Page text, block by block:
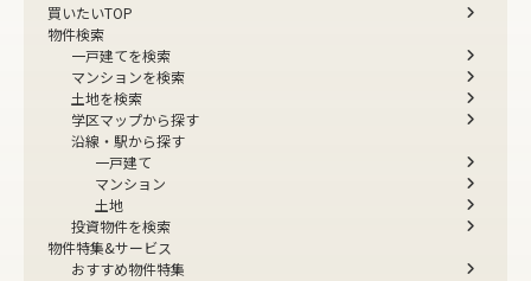
買いたいTOP
物件検索
一戸建てを検索
マンションを検索
土地を検索
学区マップから探す
沿線・駅から探す
一戸建て
マンション
土地
投資物件を検索
物件特集&サービス
おすすめ物件特集